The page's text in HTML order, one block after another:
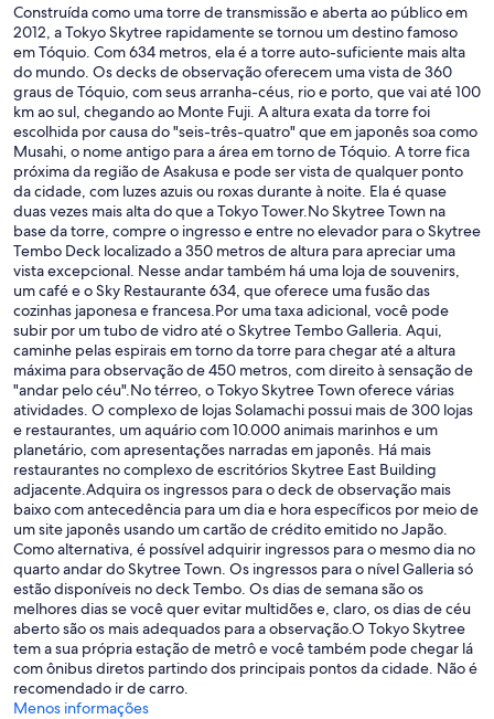
Construída como uma torre de transmissão e aberta ao público em
2012, a Tokyo Skytree rapidamente se tornou um destino famoso
em Tóquio. Com 634 metros, ela é a torre auto-suficiente mais alta
do mundo. Os decks de observação oferecem uma vista de 360
graus de Tóquio, com seus arranha-céus, rio e porto, que vai até 100
km ao sul, chegando ao Monte Fuji. A altura exata da torre foi
escolhida por causa do "seis-três-quatro" que em japonês soa como
Musahi, o nome antigo para a área em torno de Tóquio. A torre fica
próxima da região de Asakusa e pode ser vista de qualquer ponto
da cidade, com luzes azuis ou roxas durante à noite. Ela é quase
duas vezes mais alta do que a Tokyo Tower.No Skytree Town na
base da torre, compre o ingresso e entre no elevador para o Skytree
Tembo Deck localizado a 350 metros de altura para apreciar uma
vista excepcional. Nesse andar também há uma loja de souvenirs,
um café e o Sky Restaurante 634, que oferece uma fusão das
cozinhas japonesa e francesa.Por uma taxa adicional, você pode
subir por um tubo de vidro até o Skytree Tembo Galleria. Aqui,
caminhe pelas espirais em torno da torre para chegar até a altura
máxima para observação de 450 metros, com direito à sensação de
"andar pelo céu".No térreo, o Tokyo Skytree Town oferece várias
atividades. O complexo de lojas Solamachi possui mais de 300 lojas
e restaurantes, um aquário com 10.000 animais marinhos e um
planetário, com apresentações narradas em japonês. Há mais
restaurantes no complexo de escritórios Skytree East Building
adjacente.Adquira os ingressos para o deck de observação mais
baixo com antecedência para um dia e hora específicos por meio de
um site japonês usando um cartão de crédito emitido no Japão.
Como alternativa, é possível adquirir ingressos para o mesmo dia no
quarto andar do Skytree Town. Os ingressos para o nível Galleria só
estão disponíveis no deck Tembo. Os dias de semana são os
melhores dias se você quer evitar multidões e, claro, os dias de céu
aberto são os mais adequados para a observação.O Tokyo Skytree
tem a sua própria estação de metrô e você também pode chegar lá
com ônibus diretos partindo dos principais pontos da cidade. Não é
recomendado ir de carro.
Menos informações